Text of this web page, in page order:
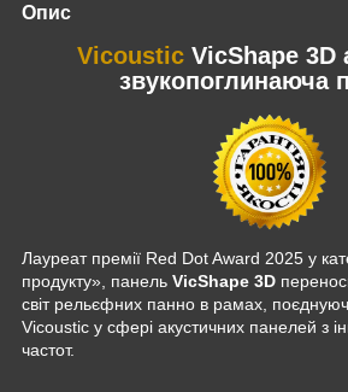
Опис
VicousticVicShape 3D
звукопоглинаюча
Лауреат премії Red Dot Award 2025 у
продукту», панель VicShape 3D
світ рельєфних панно в рамах,
Vicoustic у сфері акустичних панелей з
частот.